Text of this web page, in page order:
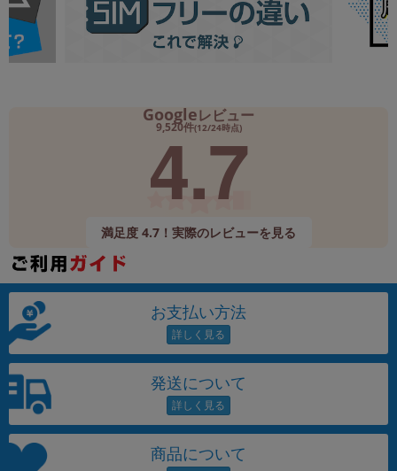
Googleレビュー
9,520件(12/24時点)
4.7
満足度 4.7！実際のレビューを見る
お支払い方法
発送について
商品について